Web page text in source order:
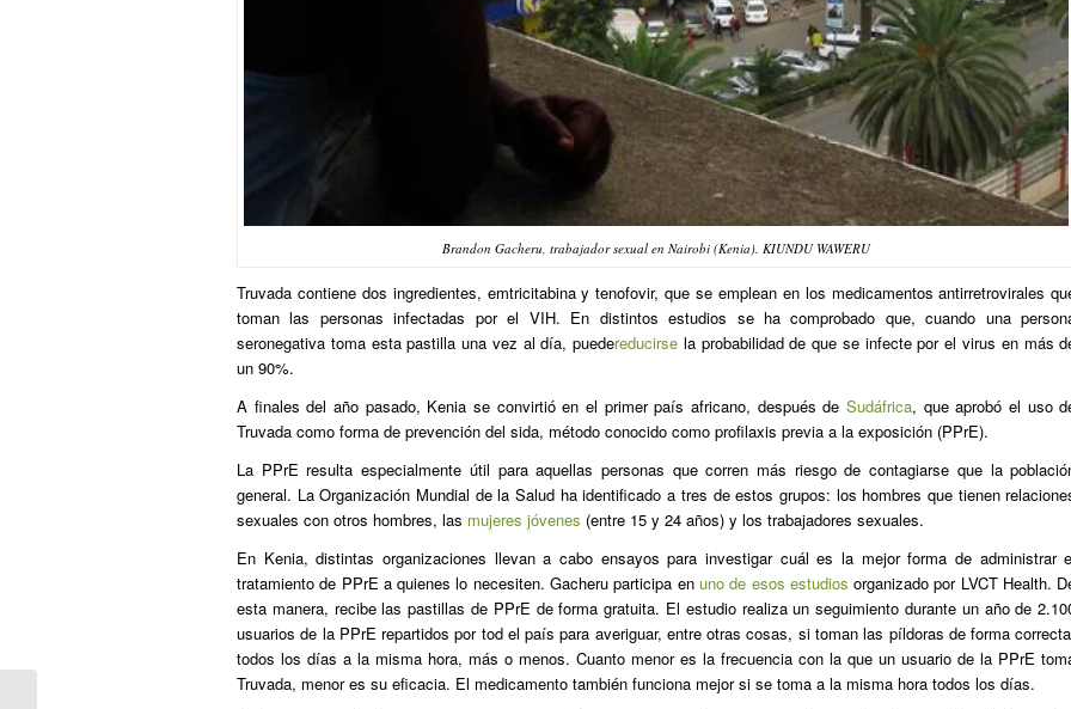
Brandon Gacheru, trabajador sexual en Nairobi (Kenia). KIUNDU WAWERU
Truvada contiene dos ingredientes, emtricitabina y tenofovir, que se emplean en los medicamentos antirretrovirales
toman las personas infectadas por el VIH. En distintos estudios se ha comprobado que, cuando una
seronegativa toma esta pastilla una vez al día, puedereducirse la probabilidad de que se infecte por el virus en más
un 90%.
A finales del año pasado, Kenia se convirtió en el primer país africano, después de Sudáfrica, que aprobó el uso
Truvada como forma de prevención del sida, método conocido como profilaxis previa a la exposición (PPrE).
La PPrE resulta especialmente útil para aquellas personas que corren más riesgo de contagiarse que la
general. La Organización Mundial de la Salud ha identificado a tres de estos grupos: los hombres que tienen
sexuales con otros hombres, las mujeres jóvenes (entre 15 y 24 años) y los trabajadores sexuales.
En Kenia, distintas organizaciones llevan a cabo ensayos para investigar cuál es la mejor forma de administrar
tratamiento de PPrE a quienes lo necesiten. Gacheru participa en uno de esos estudios organizado por LVCT Health.
esta manera, recibe las pastillas de PPrE de forma gratuita. El estudio realiza un seguimiento durante un año de
usuarios de la PPrE repartidos por tod el país para averiguar, entre otras cosas, si toman las píldoras de forma
todos los días a la misma hora, más o menos. Cuanto menor es la frecuencia con la que un usuario de la PPrE
Truvada, menor es su eficacia. El medicamento también funciona mejor si se toma a la misma hora todos los días.